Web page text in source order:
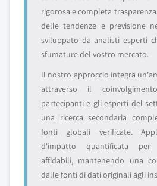
rigorosa e completa
delle tendenze e previsione
sviluppato da analisti esperti
sfumature del vostro mercato.
Il nostro approccio integra
attraverso il
partecipanti e gli esperti del
una ricerca secondaria
fonti globali verificate.
d'impatto quantificata per
affidabili, mantenendo una
dalle fonti di dati originali agli